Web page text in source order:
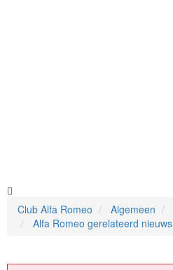
Club Alfa Romeo Algemeen
Alfa Romeo gerelateerd nieuws